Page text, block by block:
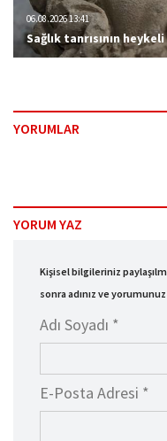
06.08.2026 13:41
Sağlık tanrısının
YORUMLAR
YORUM YAZ
Kişisel bilgileriniz
sonra adınız ve
Adı Soyadı *
E-Posta Adresi *